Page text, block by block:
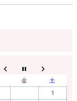
金
土
1